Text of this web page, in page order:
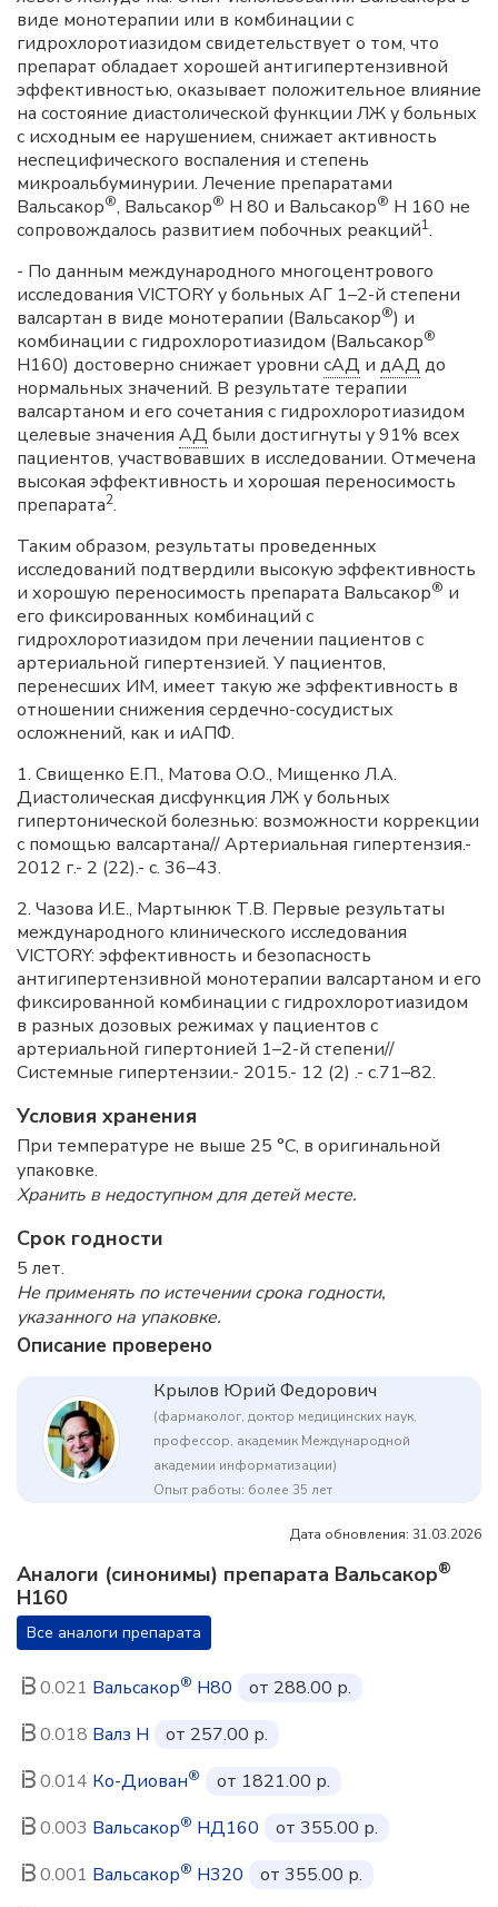
виде монотерапии или в комбинации с
гидрохлоротиазидом свидетельствует о том, что
препарат обладает хорошей антигипертензивной
эффективностью, оказывает положительное влияние
на состояние диастолической функции ЛЖ у больных
с исходным ее нарушением, снижает активность
неспецифического воспаления и степень
микроальбуминурии. Лечение препаратами
Вальсакор®, Вальсакор® Н 80 и Вальсакор® Н 160 не
сопровождалось развитием побочных реакций1.
- По данным международного многоцентрового
исследования VICTORY у больных АГ 1–2-й степени
валсартан в виде монотерапии (Вальсакор®) и
комбинации с гидрохлоротиазидом (Вальсакор®
Н160) достоверно снижает уровни сАД и дАД до
нормальных значений. В результате терапии
валсартаном и его сочетания с гидрохлоротиазидом
целевые значения АД были достигнуты у 91% всех
пациентов, участвовавших в исследовании. Отмечена
высокая эффективность и хорошая переносимость
препарата2.
Таким образом, результаты проведенных
исследований подтвердили высокую эффективность
и хорошую переносимость препарата Вальсакор® и
его фиксированных комбинаций с
гидрохлоротиазидом при лечении пациентов с
артериальной гипертензией. У пациентов,
перенесших ИМ, имеет такую же эффективность в
отношении снижения сердечно-сосудистых
осложнений, как и иАПФ.
1. Свищенко Е.П., Матова О.О., Мищенко Л.А.
Диастолическая дисфункция ЛЖ у больных
гипертонической болезнью: возможности коррекции
с помощью валсартана// Артериальная гипертензия.-
2012 г.- 2 (22).- с. 36–43.
2. Чазова И.Е., Мартынюк Т.В. Первые результаты
международного клинического исследования
VICTORY: эффективность и безопасность
антигипертензивной монотерапии валсартаном и его
фиксированной комбинации с гидрохлоротиазидом
в разных дозовых режимах у пациентов с
артериальной гипертонией 1–2-й степени//
Системные гипертензии.- 2015.- 12 (2) .- с.71–82.
Условия хранения
При температуре не выше 25 °C, в оригинальной
упаковке.
Хранить в недоступном для детей месте.
Срок годности
5 лет.
Не применять по истечении срока годности,
указанного на упаковке.
Описание проверено
Крылов Юрий Федорович
(фармаколог, доктор медицинских наук,
профессор, академик Международной
академии информатизации)
Опыт работы: более 35 лет
Дата обновления: 31.03.2026
Аналоги (синонимы) препарата Вальсакор®
Н160
Все аналоги препарата
0.021 Вальсакор® Н80
от 288.00 р.
0.018 Валз Н
от 257.00 р.
0.014 Ко-Диован®
от 1821.00 р.
0.003 Вальсакор® НД160
от 355.00 р.
0.001 Вальсакор® Н320
от 355.00 р.